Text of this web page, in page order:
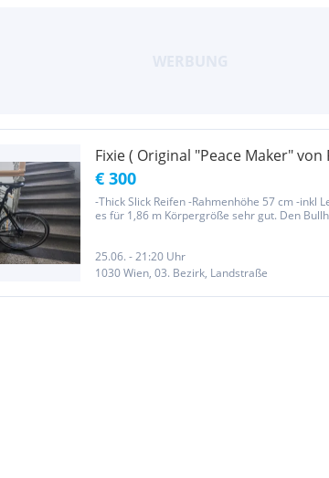
Fixie ( Original "Peace Maker" von
€ 300
-Thick Slick Reifen -Rahmenhöhe 57 cm -inkl
es für 1,86 m Körpergröße sehr gut. Den
25.06. - 21:20 Uhr
1030 Wien, 03. Bezirk, Landstraße